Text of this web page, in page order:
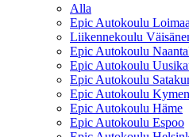
Alla
Epic Autokoulu Loimaa
Liikennekoulu
Epic Autokoulu
Epic Autokoulu
Epic Autokoulu
Epic Autokoulu
Epic Autokoulu Häme
Epic Autokoulu Espoo